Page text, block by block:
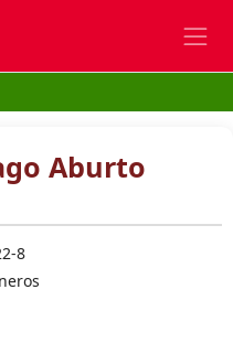
Aburto
8